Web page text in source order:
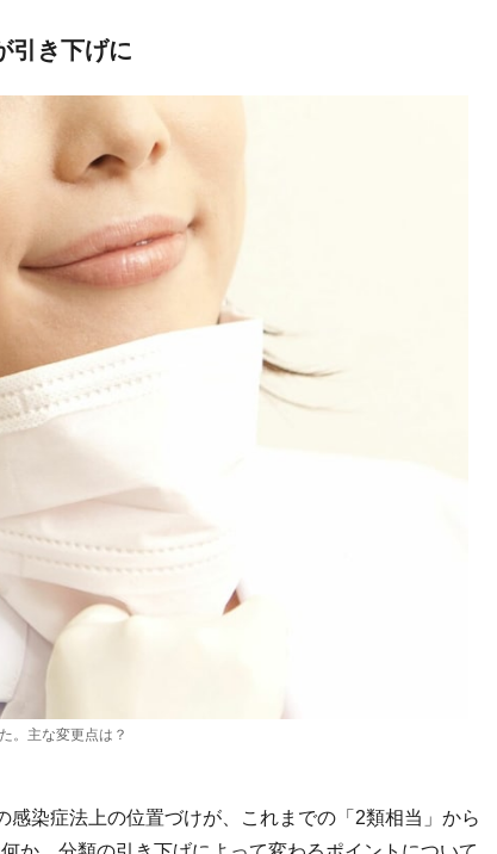
引き下げに
。主な変更点は？
染症法上の位置づけが、これまでの「2類相当」から